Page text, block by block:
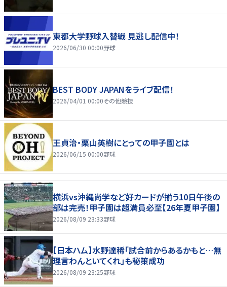
東都大学野球入替戦 見逃し配信中！
2026/06/30 00:00野球
BEST BODY JAPANをライブ配信！
2026/04/01 00:00その他競技
王貞治・栗山英樹にとっての甲子園とは
2026/06/15 00:00野球
横浜vs沖縄尚学など好カードが揃う10日午後の
部は完売！甲子園は超満員必至【26年夏甲子園】
2026/08/09 23:33野球
【日本ハム】水野達稀「試合前からあるかもと…無
理言わんといてくれ」も秘策成功
2026/08/09 23:25野球